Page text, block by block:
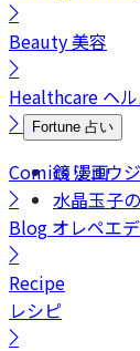
Beauty美容
Healthcare ヘ
Fortune 占い
鏡リュウ
水晶玉子
Comics漫画
Blog オレペエ
Recipe
レシピ